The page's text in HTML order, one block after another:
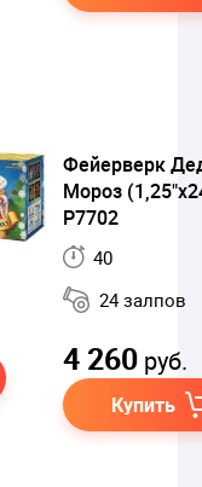
Фейерверк
Мороз
Р7702
40
24 залпов
4 260 руб.
Купить